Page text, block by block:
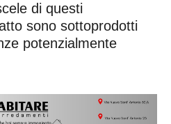
di questi
sono sottoprodotti
potenzialmente